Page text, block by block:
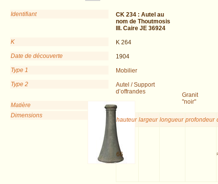
Identifiant CK 234 : Autel au
nom de Thoutmosis
III. Caire JE 36924
K
K 264
Date de découverte
1904
Type 1
Mobilier
Type 2
Autel / Support
d’offrandes
Matière
Granit
"noir"
Dimensions
hauteur largeur longueur profondeur
66